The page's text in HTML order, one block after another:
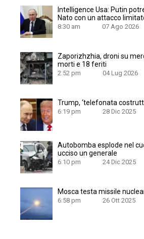
Intelligence Usa: Putin
Nato con un attacco
8:30 am 07 Ago 2026
Zaporizhzhia, droni su
morti e 18 feriti
2:52 pm 04 Lug 2026
Trump, ‘telefonata
6:19 pm 28 Dic 2025
Autobomba esplode nel
ucciso un generale
6:10 pm 24 Dic 2025
Mosca testa missile
6:58 pm 26 Ott 2025